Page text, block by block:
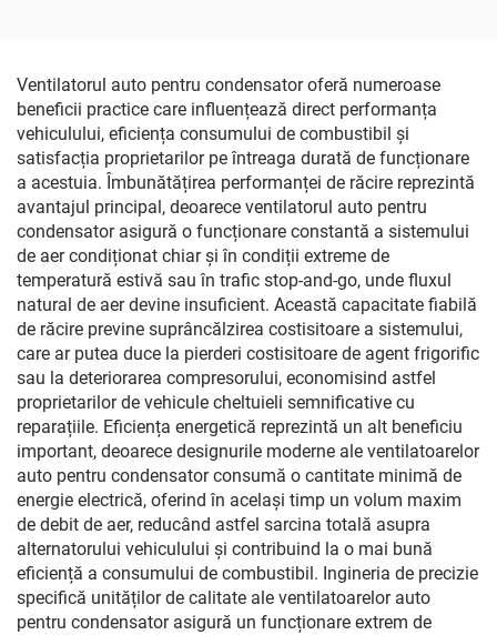
Thermo King, Bus Carrier,
Transicold
Ventilatorul auto pentru condensator oferă numeroase
beneficii practice care influențează direct performanța
vehiculului, eficiența consumului de combustibil și
satisfacția proprietarilor pe întreaga durată de funcționare
a acestuia. Îmbunătățirea performanței de răcire reprezintă
avantajul principal, deoarece ventilatorul auto pentru
condensator asigură o funcționare constantă a sistemului
de aer condiționat chiar și în condiții extreme de
temperatură estivă sau în trafic stop-and-go, unde fluxul
natural de aer devine insuficient. Această capacitate fiabilă
de răcire previne suprâncălzirea costisitoare a sistemului,
care ar putea duce la pierderi costisitoare de agent frigorific
sau la deteriorarea compresorului, economisind astfel
proprietarilor de vehicule cheltuieli semnificative cu
reparațiile. Eficiența energetică reprezintă un alt beneficiu
important, deoarece designurile moderne ale ventilatoarelor
auto pentru condensator consumă o cantitate minimă de
energie electrică, oferind în același timp un volum maxim
de debit de aer, reducând astfel sarcina totală asupra
alternatorului vehiculului și contribuind la o mai bună
eficiență a consumului de combustibil. Ingineria de precizie
specifică unităților de calitate ale ventilatoarelor auto
pentru condensator asigură un funcționare extrem de